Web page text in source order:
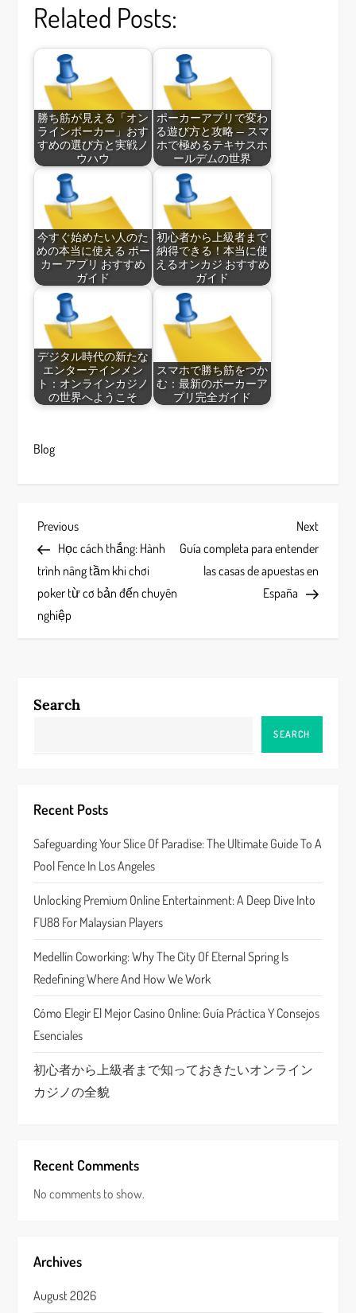
Related Posts:
勝ち筋が見える「オン
ラインポーカー」おす
すめの選び方と実戦ノ
ウハウ
ポーカーアプリで変わ
る遊び方と攻略 — スマ
ホで極めるテキサスホ
ールデムの世界
今すぐ始めたい人のた
めの本当に使える ポー
カー アプリ おすすめ
ガイド
初心者から上級者まで
納得できる！本当に使
えるオンカジ おすすめ
ガイド
デジタル時代の新たな
エンターテインメン
ト：オンラインカジノ
の世界へようこそ
スマホで勝ち筋をつか
む：最新のポーカーア
プリ完全ガイド
Blog
P
o
s
a
g
a
t
i
o
n
Previous
Post
Previous
Học cách thắng: Hành
trình nâng tầm khi chơi
poker từ cơ bản đến chuyên
nghiệp
Next
Post
Next
Guía completa para entender
las casas de apuestas en
España
Search
SEARCH
Recent Posts
Safeguarding Your Slice Of Paradise: The Ultimate Guide To A
Pool Fence In Los Angeles
Unlocking Premium Online Entertainment: A Deep Dive Into
FU88 For Malaysian Players
Medellín Coworking: Why The City Of Eternal Spring Is
Redefining Where And How We Work
Cómo Elegir El Mejor Casino Online: Guía Práctica Y Consejos
Esenciales
初心者から上級者まで知っておきたいオンライン
カジノの全貌
Recent Comments
No comments to show.
Archives
August 2026